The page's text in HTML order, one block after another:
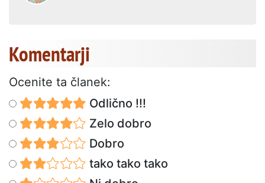
Komentarji
Ocenite ta članek:
Odlično !!!
Zelo dobro
Dobro
tako tako tako